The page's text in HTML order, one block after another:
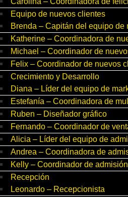
Equipo de nuevos clientes
Brenda – Capitán del equipo de
Katherine – Coordinadora de
Michael – Coordinador de
Felix – Coordinador de nuevos
Crecimiento y Desarrollo
Diana – Líder del equipo de
Estefanía – Coordinadora de
Ruben – Diseñador gráfico
Fernando – Coordinador de
Alicia – Líder del equipo de
Andrea – Coordinadora de
Kelly – Coordinador de admisión
Recepción
Leonardo – Recepcionista